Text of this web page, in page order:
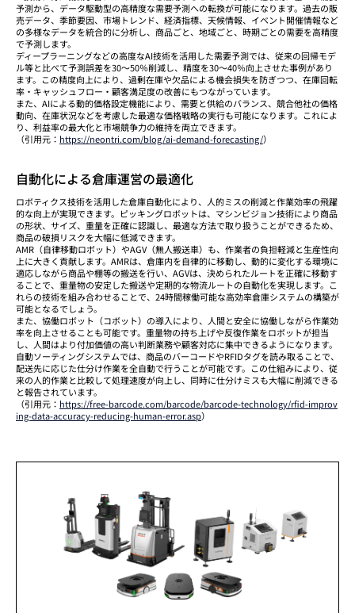
予測から、データ駆動型の高精度な需要予測への転換が可能になります。過去の販
売データ、季節要因、市場トレンド、経済指標、天候情報、イベント開催情報など
の多様なデータを統合的に分析し、商品ごと、地域ごと、時期ごとの需要を高精度
で予測します。
ディープラーニングなどの高度なAI技術を活用した需要予測では、従来の回帰モデ
ル等と比べて予測誤差を30〜50％削減し、精度を30〜40％向上させた事例があり
ます。この精度向上により、過剰在庫や欠品による機会損失を防ぎつつ、在庫回転
率・キャッシュフロー・顧客満足度の改善にもつながっています。
また、AIによる動的価格設定機能により、需要と供給のバランス、競合他社の価格
動向、在庫状況などを考慮した最適な価格戦略の実行も可能になります。これによ
り、利益率の最大化と市場競争力の維持を両立できます。
（引用元： https://neontri.com/blog/ai-demand-forecasting/）
自動化による倉庫運営の最適化
ロボティクス技術を活用した倉庫自動化により、人的ミスの削減と作業効率の飛躍
的な向上が実現できます。ピッキングロボットは、マシンビジョン技術により商品
の形状、サイズ、重量を正確に認識し、最適な方法で取り扱うことができるため、
商品の破損リスクを大幅に低減できます。
AMR（自律移動ロボット）やAGV（無人搬送車）も、作業者の負担軽減と生産性向
上に大きく貢献します。AMRは、倉庫内を自律的に移動し、動的に変化する環境に
適応しながら商品や棚等の搬送を行い、AGVは、決められたルートを正確に移動す
ることで、重量物の安定した搬送や定期的な物流ルートの自動化を実現します。こ
れらの技術を組み合わせることで、24時間稼働可能な高効率倉庫システムの構築が
可能となるでしょう。
また、協働ロボット（コボット）の導入により、人間と安全に協働しながら作業効
率を向上させることも可能です。重量物の持ち上げや反復作業をロボットが担当
し、人間はより付加価値の高い判断業務や顧客対応に集中できるようになります。
自動ソーティングシステムでは、商品のバーコードやRFIDタグを読み取ることで、
配送先に応じた仕分け作業を全自動で行うことが可能です。この仕組みにより、従
来の人的作業と比較して処理速度が向上し、同時に仕分けミスも大幅に削減できる
と報告されています。
（引用元： https://free-barcode.com/barcode/barcode-technology/rfid-improv
ing-data-accuracy-reducing-human-error.asp）